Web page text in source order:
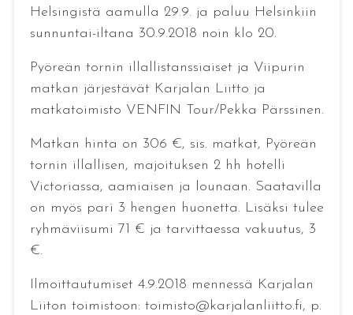
Helsingistä aamulla 29.9. ja paluu Helsinkiin
sunnuntai-iltana 30.9.2018 noin klo 20.
Pyöreän tornin illallistanssiaiset ja Viipurin
matkan järjestävät Karjalan Liitto ja
matkatoimisto VENFIN Tour/Pekka Pärssinen.
Matkan hinta on 306 €, sis. matkat, Pyöreän
tornin illallisen, majoituksen 2 hh hotelli
Victoriassa, aamiaisen ja lounaan. Saatavilla
on myös pari 3 hengen huonetta. Lisäksi tulee
ryhmäviisumi 71 € ja tarvittaessa vakuutus, 3
€.
Ilmoittautumiset 4.9.2018 mennessä Karjalan
Liiton toimistoon: toimisto@karjalanliitto.fi, p.